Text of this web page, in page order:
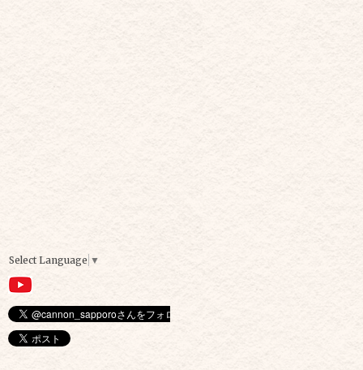
Select Language ▼